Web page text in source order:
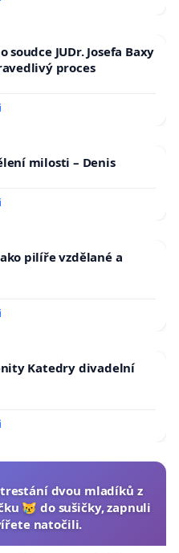
JUDr. Josefa Baxy
proces
milosti – Denis
pilíře vzdělané a
Katedry divadelní
dvou mladíků z
😿 do sušičky, zapnuli
natočili.